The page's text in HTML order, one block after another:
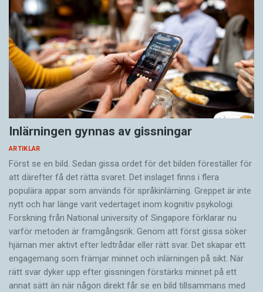
Inlärningen gynnas av gissningar
ARTIKLAR
Först se en bild. Sedan gissa ordet för det bilden föreställer för
att därefter få det rätta svaret. Det inslaget finns i flera
populära appar som används för språkinlärning. Greppet är inte
nytt och har länge varit vedertaget inom kognitiv psykologi.
Forskning från National university of Singa­pore förklarar nu
varför metoden är framgångsrik. Genom att först gissa ­söker
hjärnan mer aktivt ­efter ledtrådar eller rätt svar. Det skapar ett
engagemang som främjar minnet och inlärningen på sikt. När
rätt svar dyker upp efter gissningen förstärks minnet på ett
annat sätt än när någon direkt får se en bild tillsammans med